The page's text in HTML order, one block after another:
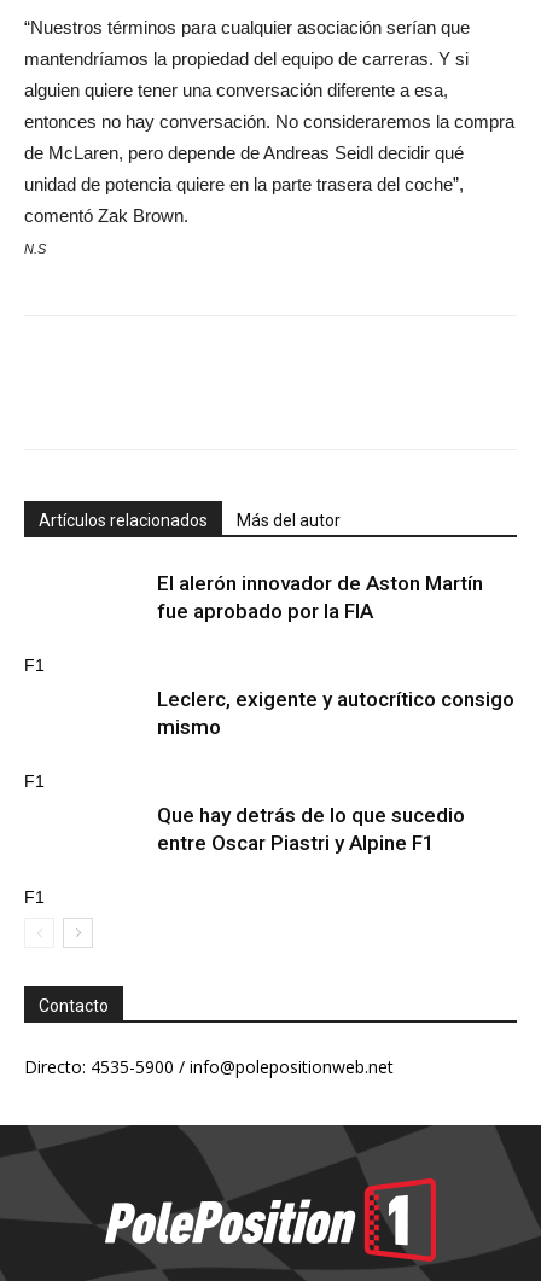
“Nuestros términos para cualquier asociación serían que
mantendríamos la propiedad del equipo de carreras. Y si
alguien quiere tener una conversación diferente a esa,
entonces no hay conversación. No consideraremos la compra
de McLaren, pero depende de Andreas Seidl decidir qué
unidad de potencia quiere en la parte trasera del coche”,
comentó Zak Brown.
N.S
Artículos relacionados Más del autor
F1
El alerón innovador de Aston Martín
fue aprobado por la FIA
F1
Leclerc, exigente y autocrítico consigo
mismo
F1
Que hay detrás de lo que sucedio
entre Oscar Piastri y Alpine F1
Contacto
Directo: 4535-5900 / info@polepositionweb.net